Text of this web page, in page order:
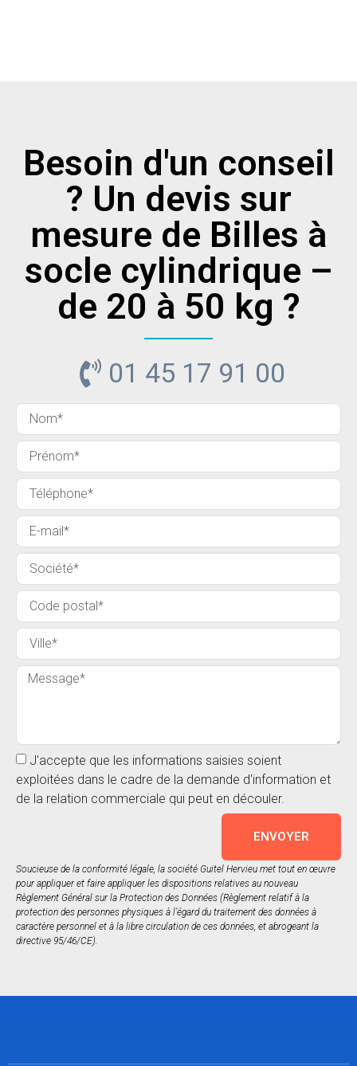
Besoin d'un conseil
? Un devis sur
mesure de Billes à
socle cylindrique –
de 20 à 50 kg ?
01 45 17 91 00
J'accepte que les informations saisies soient
exploitées dans le cadre de la demande d'information et
de la relation commerciale qui peut en découler.
ENVOYER
Soucieuse de la conformité légale, la société Guitel Hervieu met tout en œuvre
pour appliquer et faire appliquer les dispositions relatives au nouveau
Règlement Général sur la Protection des Données (Règlement relatif à la
protection des personnes physiques à l’égard du traitement des données à
caractère personnel et à la libre circulation de ces données, et abrogeant la
directive 95/46/CE).